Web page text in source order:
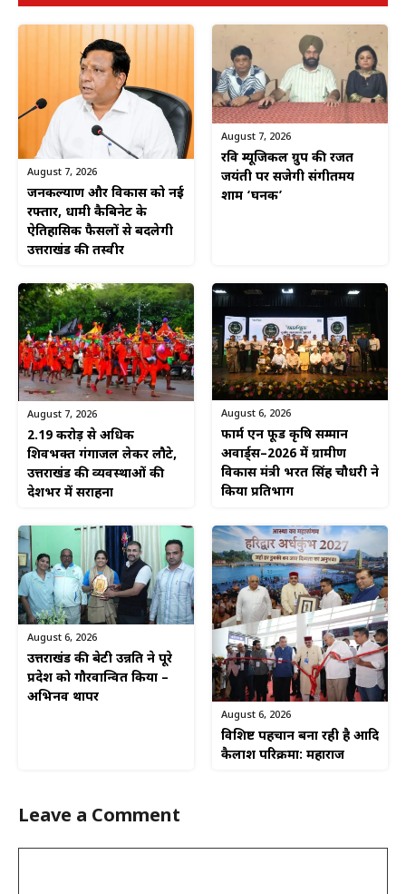
August 7, 2026
जनकल्याण और विकास को नई
रफ्तार, धामी कैबिनेट के
ऐतिहासिक फैसलों से बदलेगी
उत्तराखंड की तस्वीर
August 7, 2026
रवि म्यूजिकल ग्रुप की रजत
जयंती पर सजेगी संगीतमय
शाम ‘घनक’
August 7, 2026
2.19 करोड़ से अधिक
शिवभक्त गंगाजल लेकर लौटे,
उत्तराखंड की व्यवस्थाओं की
देशभर में सराहना
August 6, 2026
फार्म एन फूड कृषि सम्मान
अवार्ड्स–2026 में ग्रामीण
विकास मंत्री भरत सिंह चौधरी ने
किया प्रतिभाग
August 6, 2026
उत्तराखंड की बेटी उन्नति ने पूरे
प्रदेश को गौरवान्वित किया –
अभिनव थापर
August 6, 2026
विशिष्ट पहचान बना रही है आदि
कैलाश परिक्रमा: महाराज
Leave a Comment